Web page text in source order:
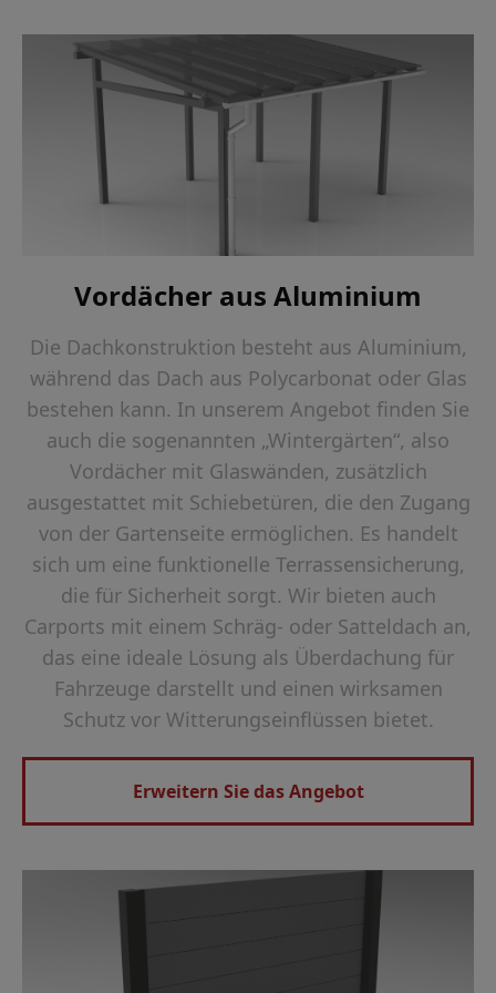
Vordächer aus Aluminium
Die Dachkonstruktion besteht aus Aluminium,
während das Dach aus Polycarbonat oder Glas
bestehen kann. In unserem Angebot finden Sie
auch die sogenannten „Wintergärten“, also
Vordächer mit Glaswänden, zusätzlich
ausgestattet mit Schiebetüren, die den Zugang
von der Gartenseite ermöglichen. Es handelt
sich um eine funktionelle Terrassensicherung,
die für Sicherheit sorgt. Wir bieten auch
Carports mit einem Schräg- oder Satteldach an,
das eine ideale Lösung als Überdachung für
Fahrzeuge darstellt und einen wirksamen
Schutz vor Witterungseinflüssen bietet.
Erweitern Sie das Angebot